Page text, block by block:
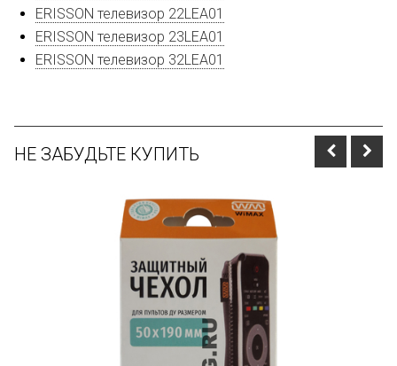
ERISSON телевизор 22LEA01
ERISSON телевизор 23LEA01
ERISSON телевизор 32LEA01
НЕ ЗАБУДЬТЕ КУПИТЬ